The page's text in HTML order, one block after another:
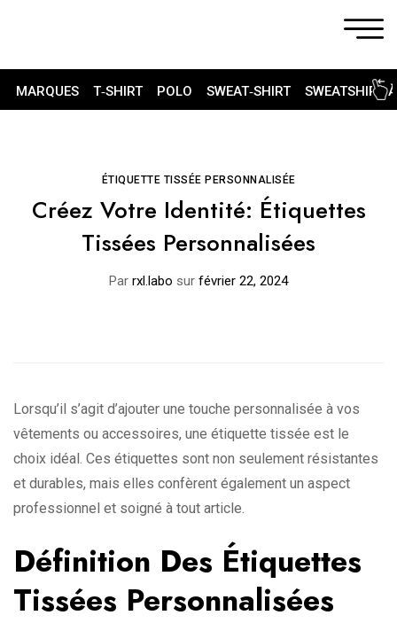
MARQUES T‑SHIRT POLO SWEAT‑SHIRT SWEATSHIRT
ÉTIQUETTE TISSÉE PERSONNALISÉE
Créez Votre Identité: Étiquettes
Tissées Personnalisées
Par rxl.labo sur février 22, 2024
Lorsqu’il s’agit d’ajouter une touche personnalisée à vos
vêtements ou accessoires, une étiquette tissée est le
choix idéal. Ces étiquettes sont non seulement résistantes
et durables, mais elles confèrent également un aspect
professionnel et soigné à tout article.
Définition Des Étiquettes
Tissées Personnalisées